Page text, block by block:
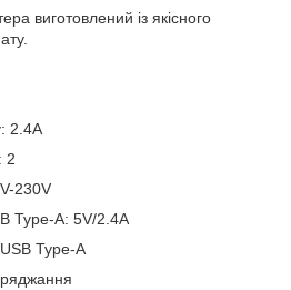
виготовлений із якісного
2.4А
2
230V
Type-A: 5V/2.4A
Type-A